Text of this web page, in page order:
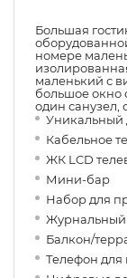
Большая
номере
маленький с
большое окно
один санузел,
Уникальный
Кабельное
ЖК LCD
Мини-бар
Набор для
Журнальный
Балкон/
Телефон для